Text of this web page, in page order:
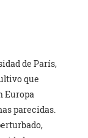
de París,
que
Europa
parecidas.